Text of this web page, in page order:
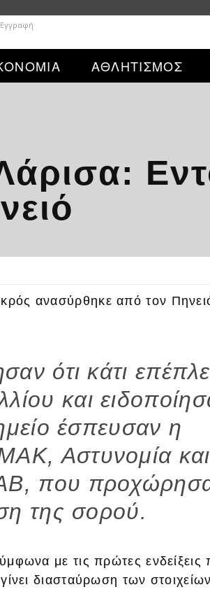
ΑΘΛΗΤΙΣΜΟΣ
ανασύρθηκε από τον
ότι κάτι
και
έσπευσαν η
Αστυνομία και
που
της σορού.
με τις πρώτες ενδείξεις
διασταύρωση των